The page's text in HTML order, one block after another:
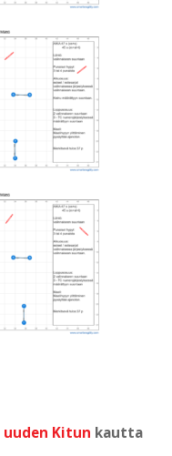
uuden Kitun kautta